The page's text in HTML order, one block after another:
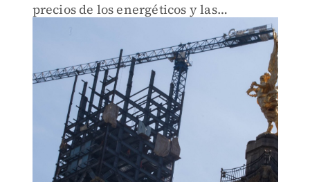
precios de los energéticos y las